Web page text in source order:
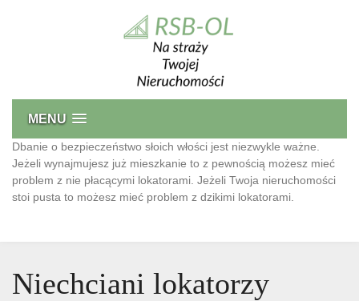
MENU
Dbanie o bezpieczeństwo słoich włości jest niezwykle ważne.
Jeżeli wynajmujesz już mieszkanie to z pewnością możesz mieć
problem z nie płacącymi lokatorami. Jeżeli Twoja nieruchomości
stoi pusta to możesz mieć problem z dzikimi lokatorami.
Niechciani lokatorzy